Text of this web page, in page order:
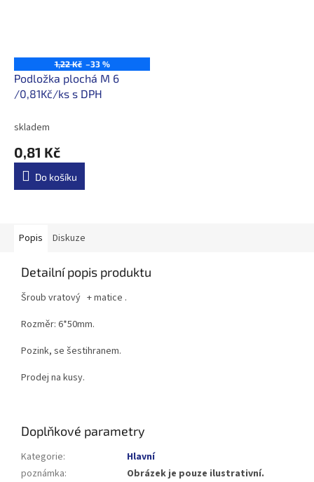
1,22 Kč –33 %
Podložka plochá M 6
/0,81Kč/ks s DPH
skladem
0,81 Kč
Do košíku
Popis Diskuze
Detailní popis produktu
Šroub vratový + matice .
Rozměr: 6*50mm.
Pozink, se šestihranem.
Prodej na kusy.
Doplňkové parametry
Kategorie:
Hlavní
poznámka:
Obrázek je pouze ilustrativní.